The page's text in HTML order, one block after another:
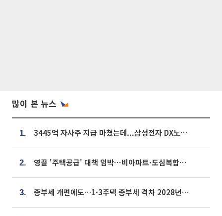
많이 본 뉴스
1. 3445억 자사주 지급 마쳤는데...삼성전자 DX노조, 뒤늦은 '떼쓰기 집회'
2. 영끌 '주택공급' 대책 임박⋯비아파트·도심복합까지 총동원
3. 종부세 개편에도…1·3주택 종부세 격차 2028년부터 확대